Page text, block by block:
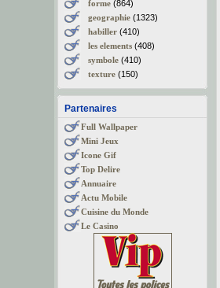
forme(864)
geographie(1323)
habiller(410)
les elements(408)
symbole(410)
texture(150)
Partenaires
Full Wallpaper
Mini Jeux
Icone Gif
Top Delire
Annuaire
Actu Mobile
Cuisine du Monde
Le Casino